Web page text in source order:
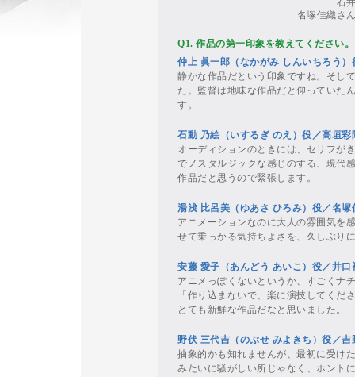
石
名塚佳織さ
Q1. 作品の第一印象を教えてください。
仲上 眞一郎（なかがみ しんいちろう
静かな作品だという印象ですね。そし
た。監督は地味な作品だと仰っていた
す。
石動 乃絵（いするぎ のえ）役／高垣
オーディションのときには、セリフが
でノスタルジックな感じのする、現代
作品だと思うので緊張します。
湯浅 比呂美（ゆあさ ひろみ）役／名
アニメーションなのに大人の雰囲気を
せて乗っかる気持ちよさを、久しぶり
安藤 愛子（あんどう あいこ）役／井
アニメっぽくないというか、すごくナ
「作り込まないで、楽に演技してく
とても新鮮な作品だなと思いました。
野伏 三代吉（のぶせ みよきち）役／
抽象的かも知れませんが、最初に受け
みたいに騒がしい所じゃなく、ホント